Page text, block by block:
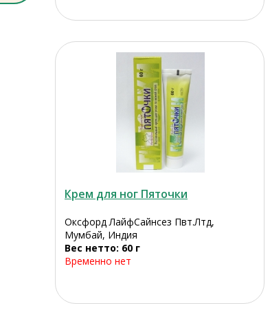
Крем для ног Пяточки
Оксфорд ЛайфСайнсез Пвт.Лтд,
Мумбай, Индия
Вес нетто: 60 г
Временно нет